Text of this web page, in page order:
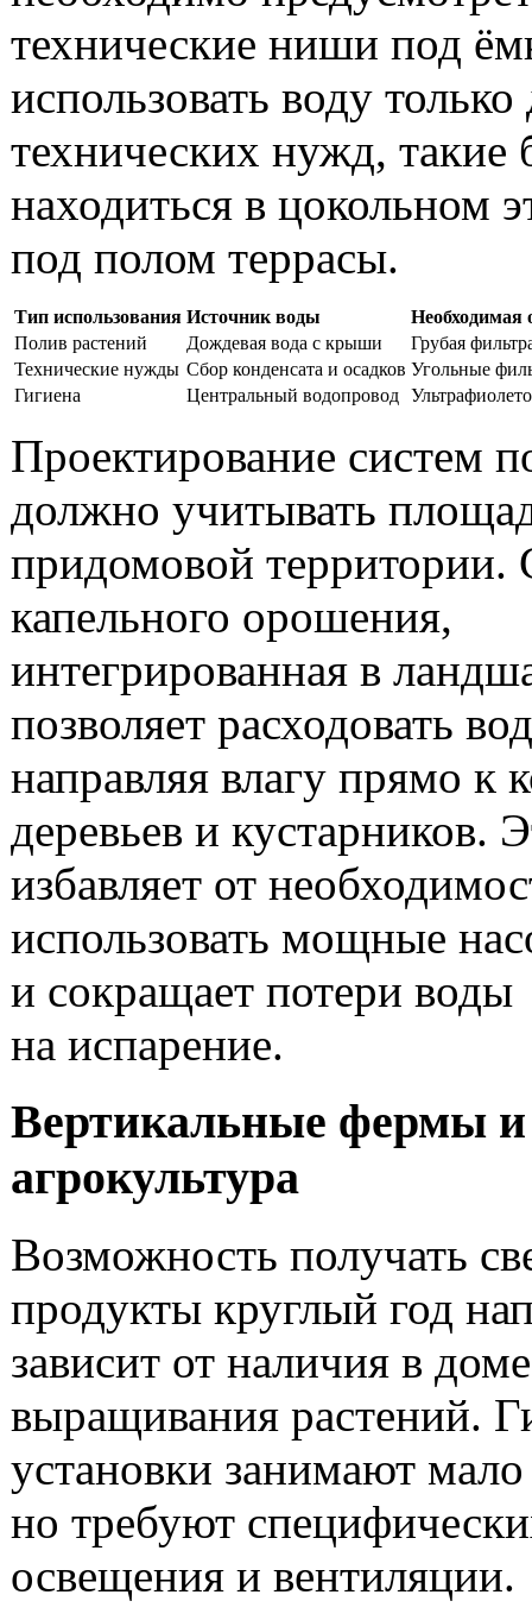
технические ниши под
использовать воду только
технических нужд, такие
находиться в цокольном
под полом террасы.
Тип использования Источник воды
Необходимая
Полив растений
Дождевая вода с крыши
Грубая
Технические нужды Сбор конденсата и осадков Угольные
Гигиена
Центральный водопровод
Проектирование систем
должно учитывать
придомовой территории.
капельного орошения,
интегрированная в
позволяет расходовать
направляя влагу прямо к
деревьев и кустарников.
избавляет от
использовать мощные
и сокращает потери воды
на испарение.
Вертикальные фермы
агрокультура
Возможность получать
продукты круглый год
зависит от наличия в
выращивания растений.
установки занимают
но требуют
освещения и вентиляции.